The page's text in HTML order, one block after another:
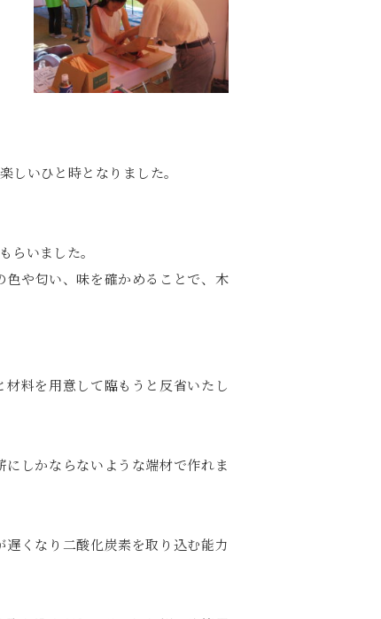
いひと時となりました。
いました。
や匂い、味を確かめることで、木
料を用意して臨もうと反省いたし
しかならないような端材で作れま
くなり二酸化炭素を取り込む能力